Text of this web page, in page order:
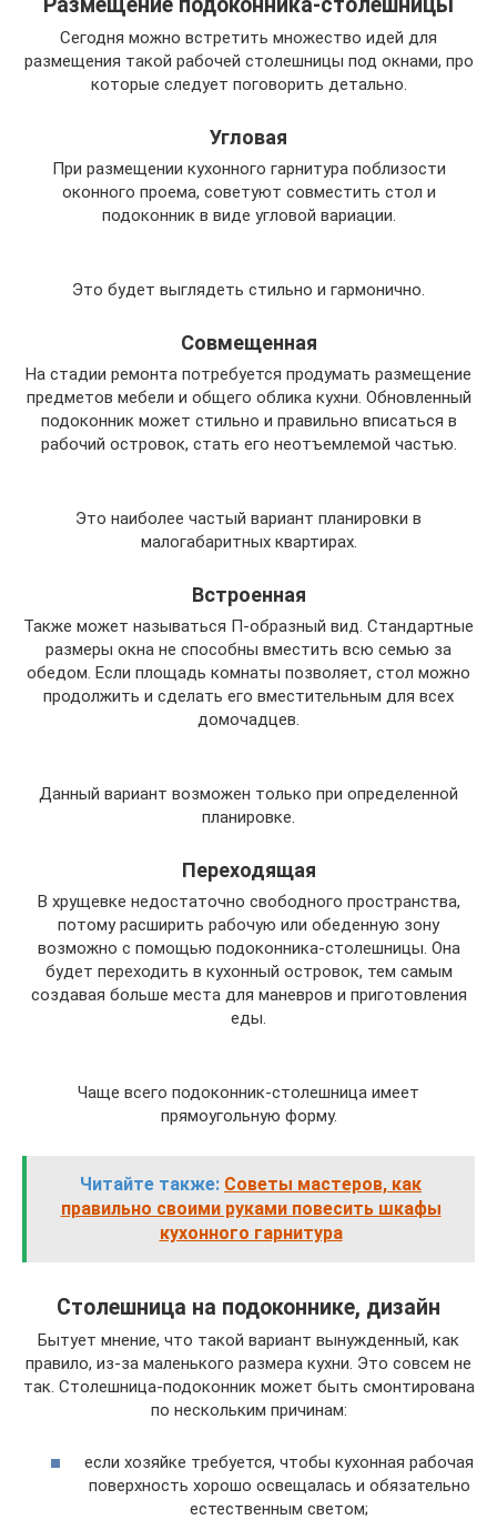
Сегодня можно встретить множество идей для
размещения такой рабочей столешницы под окнами, про
которые следует поговорить детально.
Угловая
При размещении кухонного гарнитура поблизости
оконного проема, советуют совместить стол и
подоконник в виде угловой вариации.
Это будет выглядеть стильно и гармонично.
Совмещенная
На стадии ремонта потребуется продумать размещение
предметов мебели и общего облика кухни. Обновленный
подоконник может стильно и правильно вписаться в
рабочий островок, стать его неотъемлемой частью.
Это наиболее частый вариант планировки в
малогабаритных квартирах.
Встроенная
Также может называться П-образный вид. Стандартные
размеры окна не способны вместить всю семью за
обедом. Если площадь комнаты позволяет, стол можно
продолжить и сделать его вместительным для всех
домочадцев.
Данный вариант возможен только при определенной
планировке.
Переходящая
В хрущевке недостаточно свободного пространства,
потому расширить рабочую или обеденную зону
возможно с помощью подоконника-столешницы. Она
будет переходить в кухонный островок, тем самым
создавая больше места для маневров и приготовления
еды.
Чаще всего подоконник-столешница имеет
прямоугольную форму.
Читайте также: Советы мастеров, как
правильно своими руками повесить шкафы
кухонного гарнитура
Столешница на подоконнике, дизайн
Бытует мнение, что такой вариант вынужденный, как
правило, из-за маленького размера кухни. Это совсем не
так. Столешница-подоконник может быть смонтирована
по нескольким причинам:
если хозяйке требуется, чтобы кухонная рабочая
поверхность хорошо освещалась и обязательно
естественным светом;